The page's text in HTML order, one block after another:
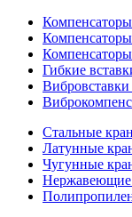
Гибкие
Стальные
Латунные
Чугунные